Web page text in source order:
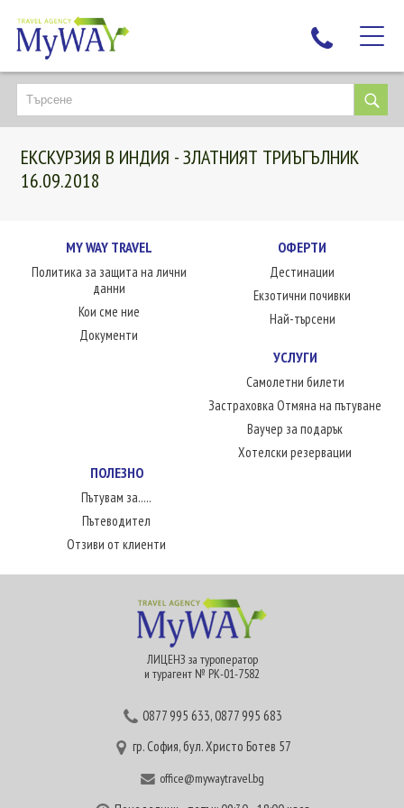
НАЙ-ТЪРСЕНИ
ДЕСТИНАЦИИ
ЕКЗОТИЧНИ ПОЧИВКИ
TAILOR MADE
НОВА ГОДИНА
ПЪТУВАЙТЕ С ДЕЦА
ЛЮБОПИТНО
ЕКСКУРЗИЯ В ИНДИЯ - ЗЛАТНИЯТ ТРИЪГЪЛНИК
16.09.2018
MY WAY TRAVEL
Политика за защита на лични
данни
Кои сме ние
Документи
ОФЕРТИ
Дестинации
Екзотични почивки
Най-търсени
УСЛУГИ
Самолетни билети
Застраховка Отмяна на пътуване
Ваучер за подарък
Хотелски резервации
ПОЛЕЗНО
Пътувам за.....
Пътеводител
Отзиви от клиенти
ЛИЦЕНЗ за туроператор
и турагент № РК-01-7582
0877 995 633,0877 995 683
гр. София, бул. Христо Ботев 57
office@mywaytravel.bg